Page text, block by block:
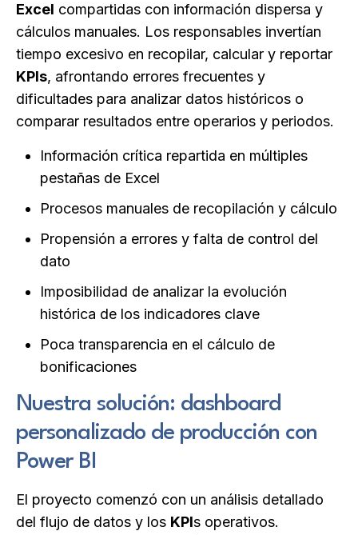
Excel compartidas con información dispersa y
cálculos manuales. Los responsables invertían
tiempo excesivo en recopilar, calcular y reportar
KPIs, afrontando errores frecuentes y
dificultades para analizar datos históricos o
comparar resultados entre operarios y periodos.
Información crítica repartida en múltiples
pestañas de Excel
Procesos manuales de recopilación y cálculo
Propensión a errores y falta de control del
dato
Imposibilidad de analizar la evolución
histórica de los indicadores clave
Poca transparencia en el cálculo de
bonificaciones
Nuestra solución: dashboard
personalizado de producción con
Power BI
El proyecto comenzó con un análisis detallado
del flujo de datos y los KPIs operativos.